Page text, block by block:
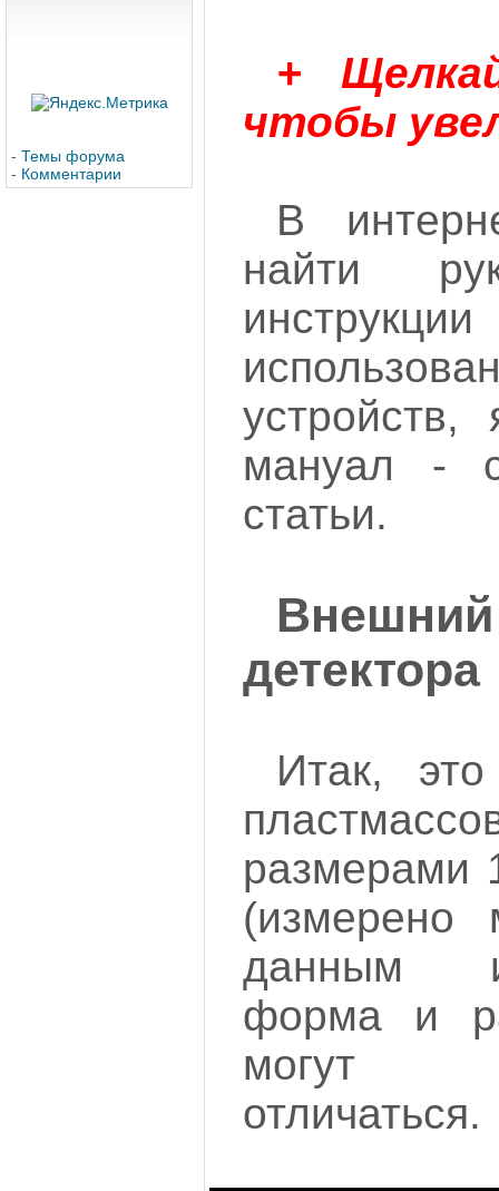
- Темы форума
- Комментарии
+
чтобы
В
найти
мануал -
статьи.
детектора
Итак, это
размерами
данным
форма и
могут
отличаться.